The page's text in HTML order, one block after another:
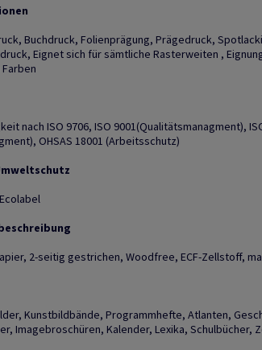
Buchdruck, Folienprägung, Prägedruck,
Eignet sich für sämtliche Rasterweiten ,
nach ISO 9706, ISO 9001(Qualitätsmanagment),
OHSAS 18001 (Arbeitsschutz)
2-seitig gestrichen, Woodfree, ECF-Zellstoff,
Kunstbildbände, Programmhefte, Atlanten,
Imagebroschüren, Kalender, Lexika, Schulbücher,